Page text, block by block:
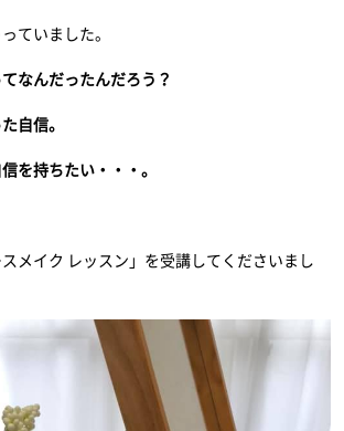
ていました。
なんだったんだろう？
自信。
を持ちたい・・・。
スメイク レッスン」を受講してくださいまし